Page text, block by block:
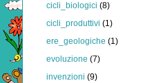
cicli_biologici (8)
cicli_produttivi (1)
ere_geologiche (1)
evoluzione (7)
invenzioni (9)